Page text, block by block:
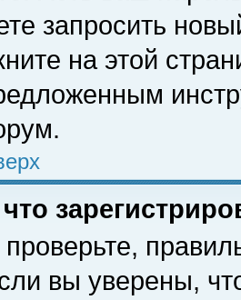
запросить
на этой
вы уверены,